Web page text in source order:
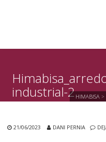
industrial-2HIMABISA >
21/06/2023 DANI PERNIA